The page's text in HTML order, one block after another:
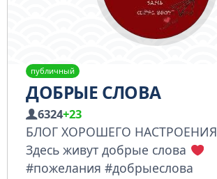
публичный
ДОБРЫЕ СЛОВА
6324+23
БЛОГ ХОРОШЕГО НАСТРОЕНИЯ
Здесь живут добрые слова
#пожелания #добрыеслова